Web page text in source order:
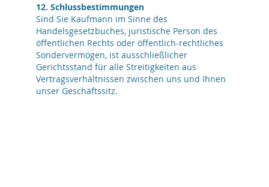
12. Schlussbestimmungen
Sind Sie Kaufmann im Sinne des
Handelsgesetzbuches, juristische Person des
öffentlichen Rechts oder öffentlich-rechtliches
Sondervermögen, ist ausschließlicher
Gerichtsstand für alle Streitigkeiten aus
Vertragsverhältnissen zwischen uns und Ihnen
unser Geschäftssitz.